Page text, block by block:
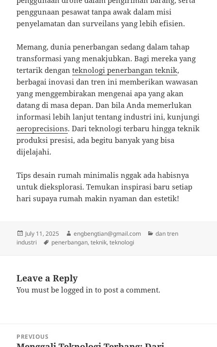
penggunaan pesawat tanpa awak dalam misi
penyelamatan dan surveilans yang lebih efisien.
Memang, dunia penerbangan sedang dalam tahap
transformasi yang menakjubkan. Bagi mereka yang
tertarik denganteknologi penerbangan teknik,
berbagai inovasi dan tren ini memberikan wawasan
yang menggembirakan mengenai apa yang akan
datang di masa depan. Dan bila Anda memerlukan
informasi lebih lanjut tentang industri ini, kunjungi
aeroprecisions. Dari teknologi terbaru hingga teknik
produksi presisi, ada begitu banyak yang bisa
dijelajahi.
Tips desain rumah minimalis nggak ada habisnya
untuk dieksplorasi. Temukan inspirasi baru setiap
hari supaya rumah makin nyaman dan estetik!
Posted
on
July 11, 2025 Author
engbengtian@gmail.com Categories
dan tren
industri
Tags
penerbangan,teknik,teknologi
Leave a Reply
You must belogged in to post a comment.
navigation
PREVIOUS